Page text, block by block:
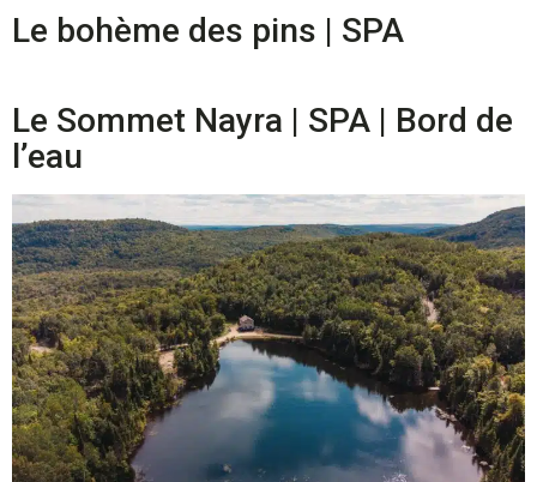
Le bohème des pins | SPA
Le Sommet Nayra | SPA | Bord de
l’eau